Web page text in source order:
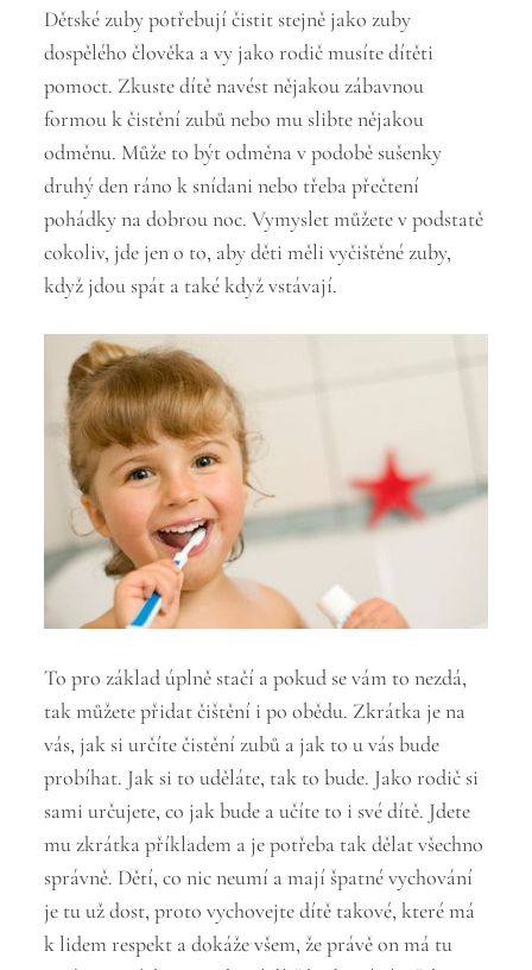
Dětské zuby potřebují čistit stejně jako zuby
dospělého člověka a vy jako rodič musíte dítěti
pomoct. Zkuste dítě navést nějakou zábavnou
formou k čistění zubů nebo mu slibte nějakou
odměnu. Může to být odměna v podobě sušenky
druhý den ráno k snídani nebo třeba přečtení
pohádky na dobrou noc. Vymyslet můžete v podstatě
cokoliv, jde jen o to, aby děti měli vyčištěné zuby,
když jdou spát a také když vstávají.
To pro základ úplně stačí a pokud se vám to nezdá,
tak můžete přidat čištění i po obědu. Zkrátka je na
vás, jak si určíte čistění zubů a jak to u vás bude
probíhat. Jak si to uděláte, tak to bude. Jako rodič si
sami určujete, co jak bude a učíte to i své dítě. Jdete
mu zkrátka příkladem a je potřeba tak dělat všechno
správně. Dětí, co nic neumí a mají špatné vychování
je tu už dost, proto vychovejte dítě takové, které má
k lidem respekt a dokáže všem, že právě on má tu